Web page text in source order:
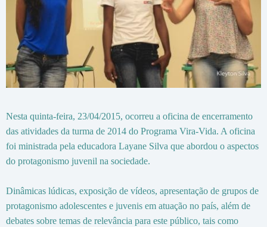
Nesta quinta-feira, 23/04/2015, ocorreu a oficina de encerramento
das atividades da turma de 2014 do Programa Vira-Vida. A oficina
foi ministrada pela educadora Layane Silva que abordou o aspectos
do protagonismo juvenil na sociedade.
Dinâmicas lúdicas, exposição de vídeos, apresentação de grupos de
protagonismo adolescentes e juvenis em atuação no país, além de
debates sobre temas de relevância para este público, tais como